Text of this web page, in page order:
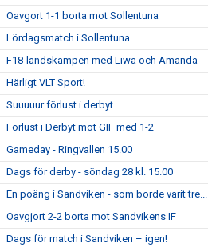
Oavgort 1-1 borta mot Sollentuna
Lördagsmatch i Sollentuna
F18-landskampen med Liwa och Amanda
Härligt VLT Sport!
Suuuuur förlust i derbyt....
Förlust i Derbyt mot GIF med 1-2
Gameday - Ringvallen 15.00
Dags för derby - söndag 28 kl. 15.00
En poäng i Sandviken - som borde varit tre...
Oavgjort 2-2 borta mot Sandvikens IF
Dags för match i Sandviken – igen!